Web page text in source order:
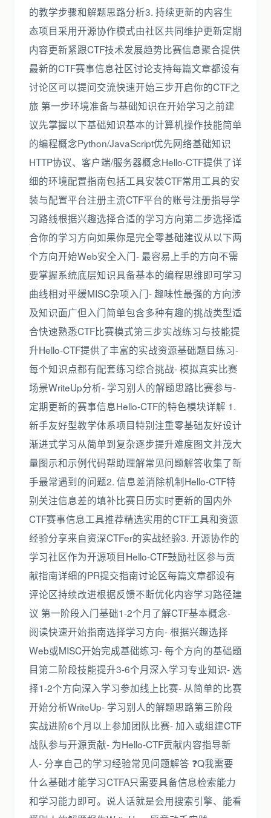
的教学步骤和解题思路分析3. 持续更新的内容生
态项目采用开源协作模式由社区共同维护更新定期
内容更新紧跟CTF技术发展趋势比赛信息聚合提供
最新的CTF赛事信息社区讨论支持每篇文章都设有
讨论区可以提问交流快速开始三步开启你的CTF之
旅 第一步环境准备与基础知识在开始学习之前建
议先掌握以下基础知识基本的计算机操作技能简单
的编程概念Python/JavaScript优先网络基础知识
HTTP协议、客户端/服务器概念Hello-CTF提供了详
细的环境配置指南包括工具安装CTF常用工具的安
装与配置平台注册主流CTF平台的账号注册指导学
习路线根据兴趣选择合适的学习方向第二步选择适
合你的学习方向如果你是完全零基础建议从以下两
个方向开始Web安全入门- 最容易上手的方向不需
要掌握系统底层知识具备基本的编程思维即可学习
曲线相对平缓MISC杂项入门- 趣味性最强的方向涉
及知识面广但入门简单包含多种有趣的挑战类型适
合快速熟悉CTF比赛模式第三步实战练习与技能提
升Hello-CTF提供了丰富的实战资源基础题目练习-
每个知识点都有配套练习综合挑战- 模拟真实比赛
场景WriteUp分析- 学习别人的解题思路比赛参与-
定期更新的赛事信息Hello-CTF的特色模块详解 1.
新手友好型教学体系项目特别注重零基础友好设计
渐进式学习从简单到复杂逐步提升难度图文并茂大
量图示和示例代码帮助理解常见问题解答收集了新
手最常遇到的问题2. 信息差消除机制Hello-CTF特
别关注信息差的填补比赛日历实时更新的国内外
CTF赛事信息工具推荐精选实用的CTF工具和资源
经验分享来自资深CTFer的实战经验3. 开源协作的
学习社区作为开源项目Hello-CTF鼓励社区参与贡
献指南详细的PR提交指南讨论区每篇文章都设有
评论区持续改进根据反馈不断优化内容学习路径建
议 第一阶段入门基础1-2个月了解CTF基本概念-
阅读快速开始指南选择学习方向- 根据兴趣选择
Web或MISC开始完成基础练习- 每个方向的基础题
目第二阶段技能提升3-6个月深入学习专业知识- 选
择1-2个方向深入学习参加线上比赛- 从简单的比赛
开始分析WriteUp- 学习别人的解题思路第三阶段
实战进阶6个月以上参加团队比赛- 加入或组建CTF
战队参与开源贡献- 为Hello-CTF贡献内容指导新
人- 分享自己的学习经验常见问题解答 ❓Q我需要
什么基础才能学习CTFA只需要具备信息检索能力
和学习能力即可。说人话就是会用搜索引擎、能看